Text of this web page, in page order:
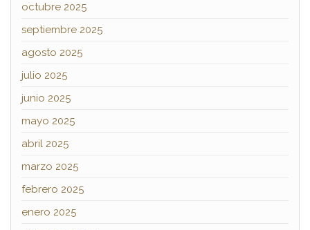
octubre 2025
septiembre 2025
agosto 2025
julio 2025
junio 2025
mayo 2025
abril 2025
marzo 2025
febrero 2025
enero 2025